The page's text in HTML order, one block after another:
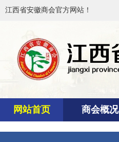
江西省安徽商会官方网站！
网站首页 商会概况